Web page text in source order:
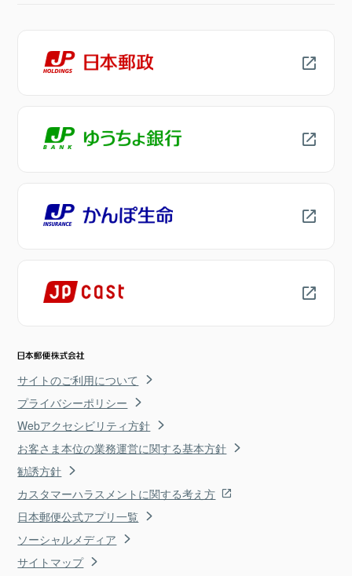
サイトのご利用について
プライバシーポリシー
Webアクセシビリティ方針
お客さま本位の業務運営に関する基本方針
勧誘方針
カスタマーハラスメントに関する考え方
日本郵便公式アプリ一覧
ソーシャルメディア
サイトマップ